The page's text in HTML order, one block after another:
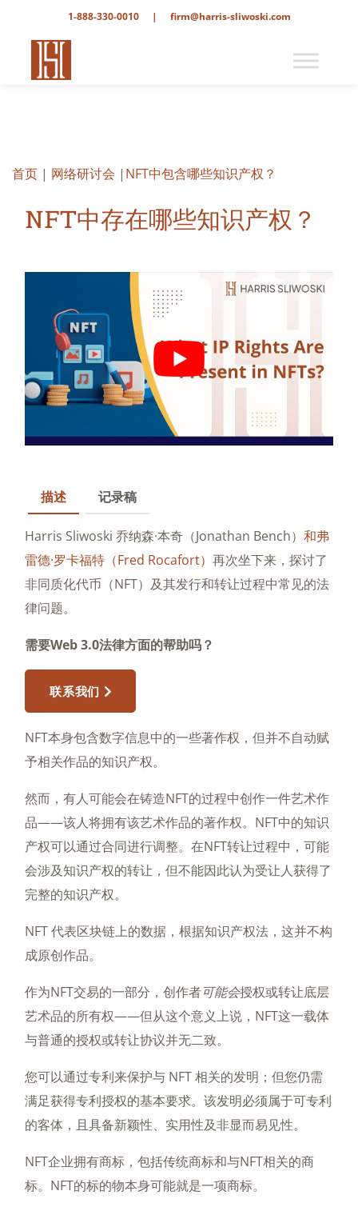
1-888-330-0010 | firm@harris-sliwoski.com
首页 | 网络研讨会 | NFT中包含哪些知识产权？
NFT中存在哪些知识产权？
描述 记录稿
Harris Sliwoski 乔纳森·本奇（Jonathan Bench） 和弗
雷德·罗卡福特（Fred Rocafort） 再次坐下来，探讨了
非同质化代币（NFT）及其发行和转让过程中常见的法
律问题。
需要Web 3.0法律方面的帮助吗？
联系我们
NFT本身包含数字信息中的一些著作权，但并不自动赋
予相关作品的知识产权。
然而，有人可能会在铸造NFT的过程中创作一件艺术作
品——该人将拥有该艺术作品的著作权。NFT中的知识
产权可以通过合同进行调整。在NFT转让过程中，可能
会涉及知识产权的转让，但不能因此认为受让人获得了
完整的知识产权。
NFT 代表区块链上的数据，根据知识产权法，这并不构
成原创作品。
作为NFT交易的一部分，创作者可能会授权或转让底层
艺术品的所有权——但从这个意义上说，NFT这一载体
与普通的授权或转让协议并无二致。
您可以通过专利来保护与 NFT 相关的发明；但您仍需
满足获得专利授权的基本要求。该发明必须属于可专利
的客体，且具备新颖性、实用性及非显而易见性。
NFT企业拥有商标，包括传统商标和与NFT相关的商
标。NFT的标的物本身可能就是一项商标。